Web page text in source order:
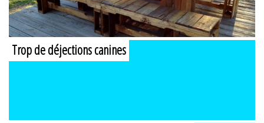
Trop de déjections canines